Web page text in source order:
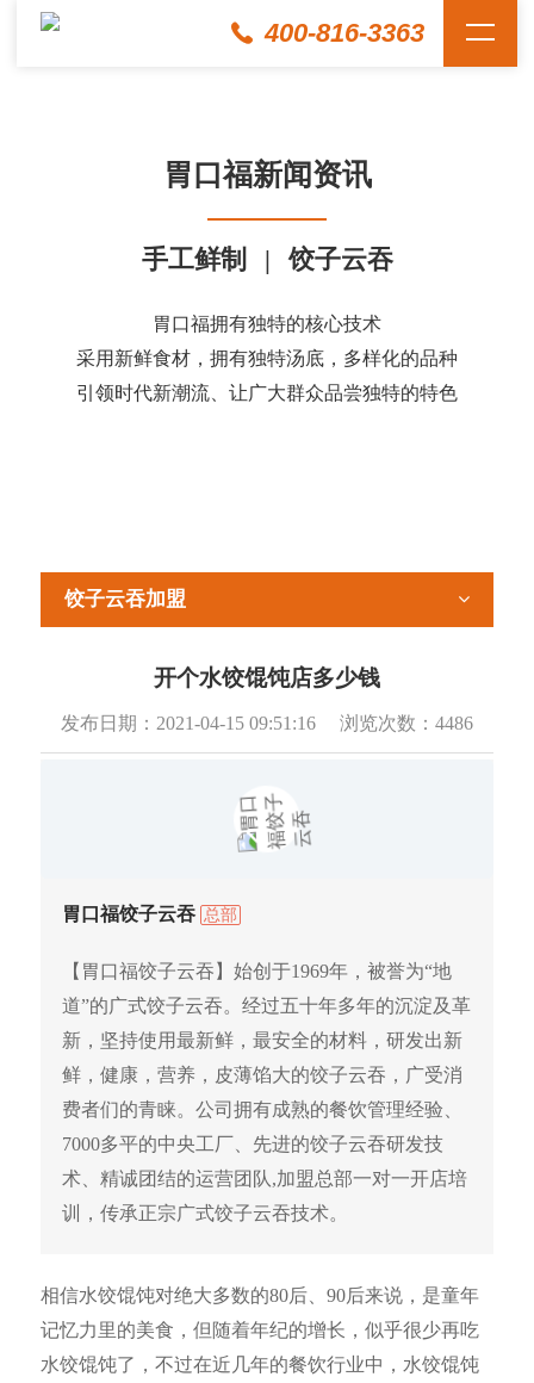
400-816-3363
胃口福新闻资讯
手工鲜制 | 饺子云吞
胃口福拥有独特的核心技术
采用新鲜食材，拥有独特汤底，多样化的品种
引领时代新潮流、让广大群众品尝独特的特色
饺子云吞加盟
开个水饺馄饨店多少钱
发布日期： 2021-04-15 09:51:16 浏览次数： 4486
胃口福饺子云吞 总部
【胃口福饺子云吞】始创于1969年，被誉为“地
道”的广式饺子云吞。经过五十年多年的沉淀及革
新，坚持使用最新鲜，最安全的材料，研发出新
鲜，健康，营养，皮薄馅大的饺子云吞，广受消
费者们的青睐。公司拥有成熟的餐饮管理经验、
7000多平的中央工厂、先进的饺子云吞研发技
术、精诚团结的运营团队,加盟总部一对一开店培
训，传承正宗广式饺子云吞技术。
相信水饺馄饨对绝大多数的80后、90后来说，是童年
记忆力里的美食，但随着年纪的增长，似乎很少再吃
水饺馄饨了，不过在近几年的餐饮行业中，水饺馄饨